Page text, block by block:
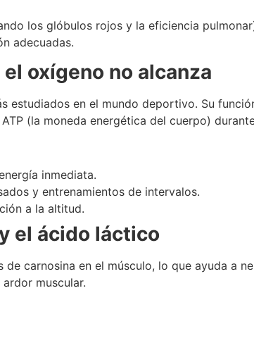
los glóbulos rojos y la eficiencia
adecuadas.
oxígeno no alcanza
estudiados en el mundo deportivo. Su
(la moneda energética del cuerpo)
inmediata.
y entrenamientos de intervalos.
a la altitud.
el ácido láctico
carnosina en el músculo, lo que ayuda a
muscular.